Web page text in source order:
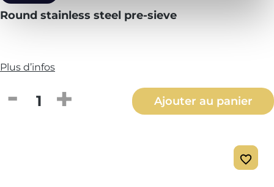
Round stainless steel pre-sieve
Plus d’infos
Quantité de produit : Entrez la
Ajouter au panier